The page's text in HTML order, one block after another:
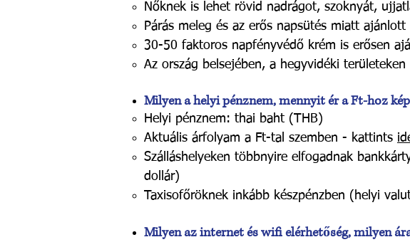
Nőknek is lehet rövid nadrágot, szoknyát,
Párás meleg és az erős napsütés miatt
30-50 faktoros napfényvédő krém is erősen
Az ország belsejében, a hegyvidéki
Milyen a helyi pénznem, mennyit ér a Ft-hoz
Helyi pénznem: thai baht​ (THB)
Aktuális árfolyam a Ft-tal szemben - kattints
Szálláshelyeken többnyire elfogadnak
dollár)
Taxisofőröknek inkább készpénzben (helyi
Milyen az internet és wifi elérhetőség, milyen